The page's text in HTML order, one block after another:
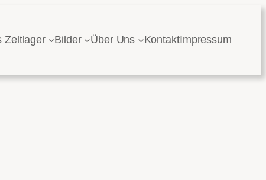
Zeltlager Bilder Über Uns KontaktImpressum